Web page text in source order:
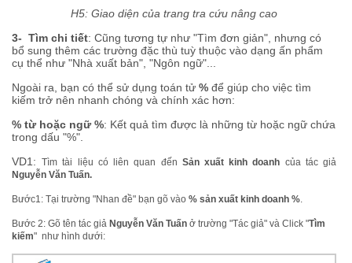
H5: Giao diện của trang tra cứu nâng cao
3- Tìm chi tiết: Cũng tương tự như "Tìm đơn giản", nhưng có
bổ sung thêm các trường đặc thù tuỳ thuộc vào dạng ấn phẩm
cụ thể như "Nhà xuất bản", "Ngôn ngữ"...
Ngoài ra, bạn có thể sử dụng toán tử % để giúp cho việc tìm
kiếm trở nên nhanh chóng và chính xác hơn:
% từ hoặc ngữ %: Kết quả tìm được là những từ hoặc ngữ chứa
trong dấu "%".
VD1:Tìm tài liệu có liên quan đến Sản xuất kinh doanh của tác giả
Nguyễn Văn Tuấn.
Bước1: Tại trường "Nhan đề" bạn gõ vào % sản xuất kinh doanh %.
Bước 2: Gõ tên tác giả Nguyễn Văn Tuấn ở trường "Tác giả" và Click "Tìm
kiếm" như hình dưới: